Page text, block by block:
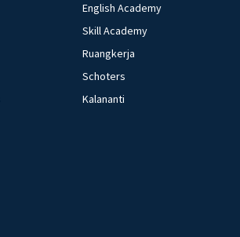
English Academy
Skill Academy
Ruangkerja
Schoters
Kalananti